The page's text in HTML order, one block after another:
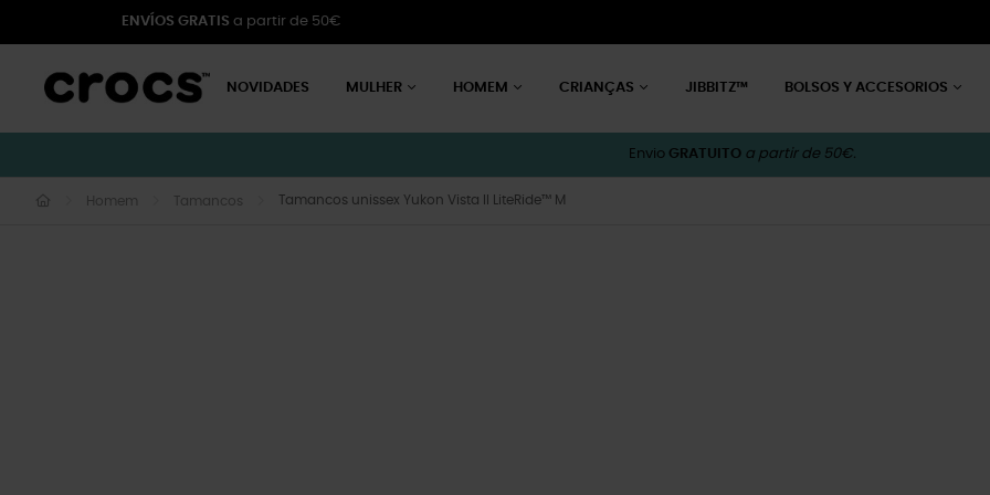
ENVÍOS GRATIS a partir de 50€
NOVIDADES MULHER HOMEM CRIANÇAS JIBBITZ™ BOLSOS Y ACCESORIOS
Envio GRATUITO a partir de 50€.
Homem Tamancos Tamancos unissex Yukon Vista II LiteRide™ M